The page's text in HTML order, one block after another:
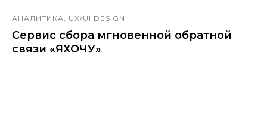
АНАЛИТИКА, UX/UI DESIGN
Сервис сбора мгновенной обратной
связи «ЯХОЧУ»